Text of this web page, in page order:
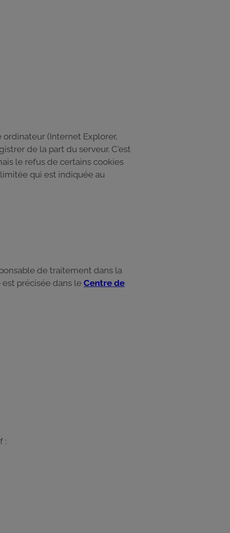
(Internet Explorer,
de la part du serveur. C'est
le refus de certains cookies
qui est indiquée au
de traitement dans la
précisée dans le Centre de
: